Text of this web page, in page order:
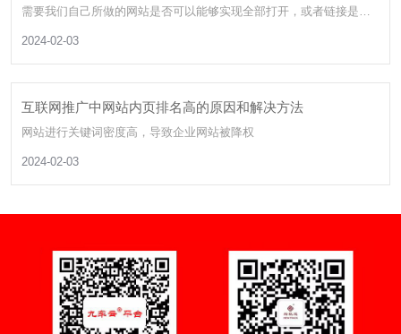
需要我们自己所做的网站是否可以能够实现全部打开，或者链接是否
2024-02-03
互联网推广中网站内页排名高的原因和解决方法
网站进行关键词密度高，导致企业网站被降权
2024-02-03